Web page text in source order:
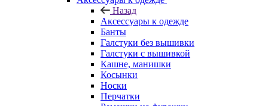
Назад
Аксессуары к одежде
Банты
Галстуки без вышивки
Галстуки с вышивкой
Кашне, манишки
Косынки
Носки
Перчатки